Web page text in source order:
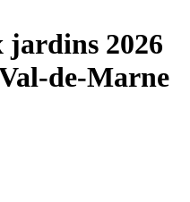
jardins 2026
de-Marne